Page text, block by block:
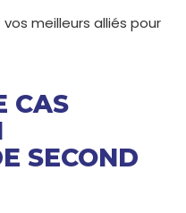
meilleurs alliés pour
CAS
SECOND